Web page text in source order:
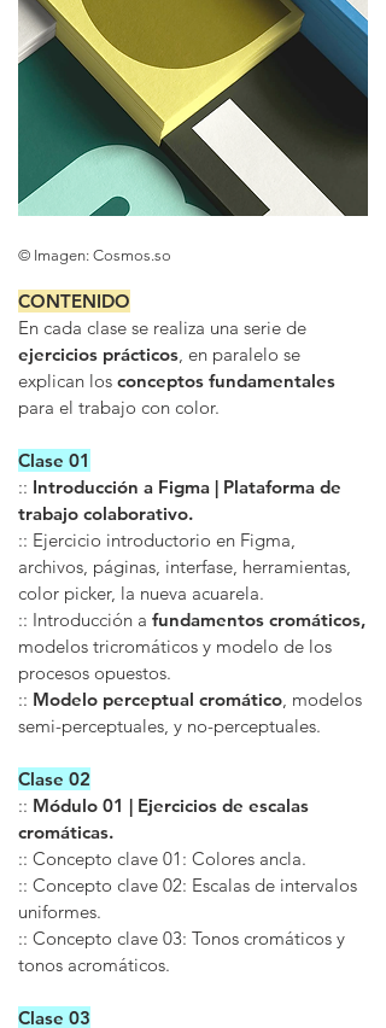
© Imagen: Cosmos.so
CONTENIDO
En cada clase se realiza una serie de
ejercicios prácticos, en paralelo se
explican los conceptos fundamentales
para el trabajo con color.
Clase 01
:: Introducción a Figma | Plataforma de
trabajo colaborativo.
:: Ejercicio introductorio en Figma,
archivos, páginas, interfase, herramientas,
color picker, la nueva acuarela.
:: Introducción a fundamentos cromáticos,
modelos tricromáticos y modelo de los
procesos opuestos.
:: Modelo perceptual cromático, modelos
semi-perceptuales, y no-perceptuales.
Clase 02
:: Módulo 01 | Ejercicios de escalas
cromáticas.
:: Concepto clave 01: Colores ancla.
:: Concepto clave 02: Escalas de intervalos
uniformes.
:: Concepto clave 03: Tonos cromáticos y
tonos acromáticos.
Clase 03